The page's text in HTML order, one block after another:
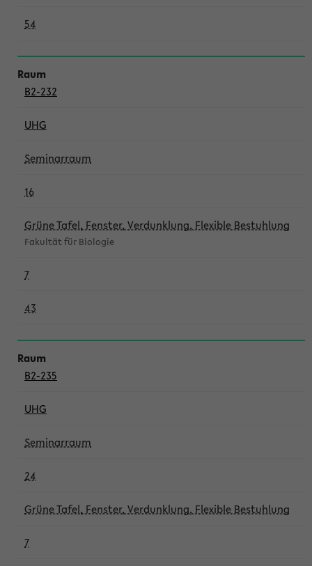
54
B2-232
UHG
Seminarraum
16
Grüne Tafel, Fenster, Verdunklung, Flexible Bestuhlung
Fakultät für Biologie
7
43
B2-235
UHG
Seminarraum
24
Grüne Tafel, Fenster, Verdunklung, Flexible Bestuhlung
7